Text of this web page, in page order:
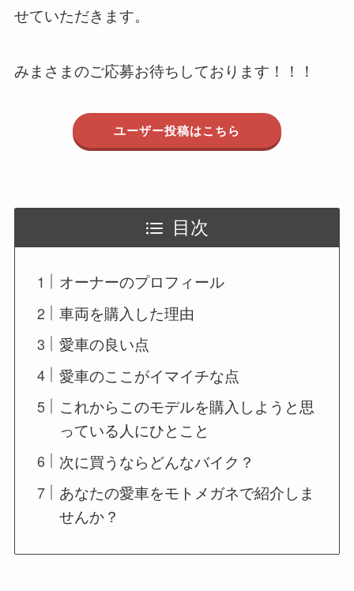
せていただきます。
みまさまのご応募お待ちしております！！！
ユーザー投稿はこちら
目次
オーナーのプロフィール
車両を購入した理由
愛車の良い点
愛車のここがイマイチな点
これからこのモデルを購入しようと思
っている人にひとこと
次に買うならどんなバイク？
あなたの愛車をモトメガネで紹介しま
せんか？